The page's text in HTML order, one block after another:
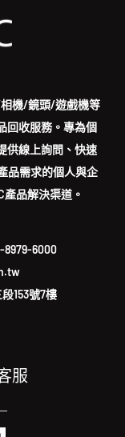
機/鏡頭/遊戲機等
回收服務。專為個
供線上詢問、快速
品需求的個人與企
產品解決渠道。
8979-6000
153號7樓
服